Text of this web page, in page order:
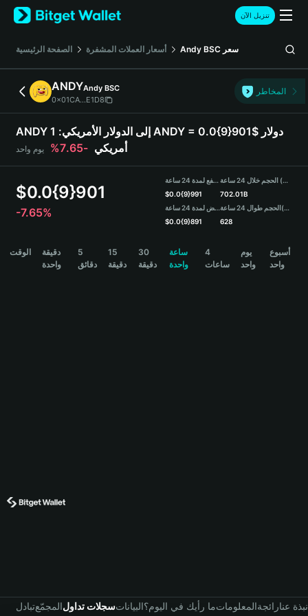
English
日本語
Русский
Español (Latinoamérica)
Türkçe
Deutsch
简体中文
Português (Portugal)
Bahasa Indonesia
বাংলা
تنزيل الآن
الصفحة الرئيسية أسعار العملات المشفرة Andy BSC سعر
ANDYAndy BSC
0x01CA...E1D8
المخاطر
ANDY إلى الدولار الأمريكي: 1 ANDY = 0.0{9}901$ دولار
أمريكي -7.65% يوم واحد
$0.0{9}901
-7.65%
مرتفع لمدة 24 ساعة
$0.0{9}991
منخفض لمدة 24 ساعة
$0.0{9}891
الحجم خلال 24 ساعة (ANDY)
702.01B
الحجم طوال 24 ساعة(USDT)
628
الوقت
دقيقة
واحدة
5
دقائق
15
دقيقة
30
دقيقة
ساعة
واحدة
4
ساعات
يوم
واحد
أسبوع
واحد
تبادلالمجمّعسجلات تداولالبياناتما رأيك في اليوم؟المعلوماترائجةنبذة عنا